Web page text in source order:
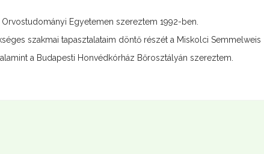
Egyetemen szereztem 1992-ben.
szakmai tapasztalataim döntő részét a Miskolci Semmelweis
a Budapesti Honvédkórház Bőrosztályán szereztem.